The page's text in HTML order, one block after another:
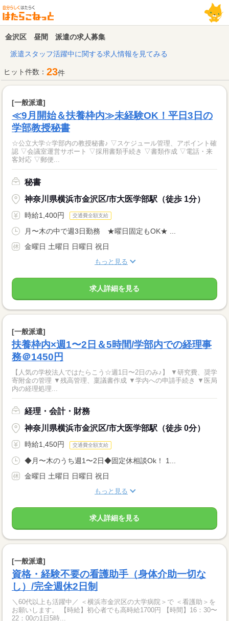
金沢区 昼間 派遣の求人募集
派遣スタッフ活躍中に関する求人情報を見てみる
ヒット件数： 23件
[一般派遣]
≪9月開始＆扶養枠内≫未経験OK！平日3日の
学部教授秘書
☆公立大学☆学部内の教授秘書♪ ▽スケジュール管理、アポイント確
認 ▽会議室運営サポート ▽採用書類手続き ▽書類作成 ▽電話・来
客対応 ▽郵便...
秘書
神奈川県横浜市金沢区/市大医学部駅（徒歩 1分）
時給1,400円 交通費全額支給
月〜木の中で週3日勤務 ★曜日固定もOK★ ...
金曜日 土曜日 日曜日 祝日
もっと見る
求人詳細を見る
[一般派遣]
扶養枠内×週1〜2日＆5時間/学部内での経理事
務＠1450円
【人気の学校法人ではたらこう☆週1日〜2日のみ♪】 ▼研究費、奨学
寄附金の管理 ▼残高管理、稟議書作成 ▼学内への申請手続き ▼医局
内の経理処理...
経理・会計・財務
神奈川県横浜市金沢区/市大医学部駅（徒歩 0分）
時給1,450円 交通費全額支給
◆月〜木のうち週1〜2日◆固定休相談Ok！ 1...
金曜日 土曜日 日曜日 祝日
もっと見る
求人詳細を見る
[一般派遣]
資格・経験不要の看護助手（身体介助一切な
し）/完全週休2日制
＼60代以上も活躍中／ ＜横浜市金沢区の大学病院＞で ＜看護助＞を
お願いします。 【時給】初心者でも高時給1700円 【時間】16：30〜
22：00の1日5時...